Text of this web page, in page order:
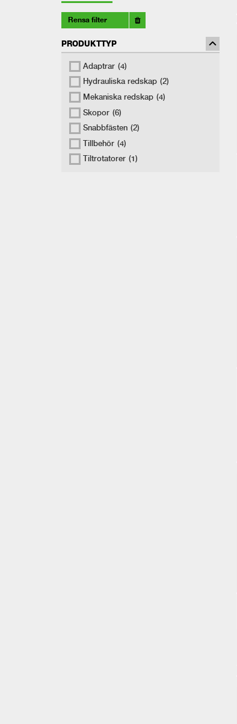
Rensa filter
PRODUKTTYP
Adaptrar (4)
Hydrauliska redskap (2)
Mekaniska redskap (4)
Skopor (6)
Snabbfästen (2)
Tillbehör (4)
Tiltrotatorer (1)